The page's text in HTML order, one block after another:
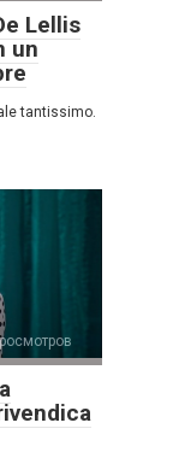
Lellis
un
tantissimo.